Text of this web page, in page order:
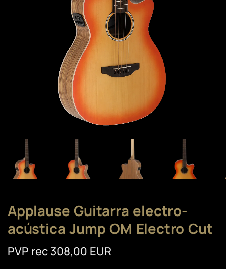
Applause Guitarra electro-
acústica Jump OM Electro Cut
PVP rec 308,00 EUR